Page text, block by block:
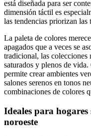
está diseñada para ser
dimensión táctil es
las tendencias priorizan las
La paleta de colores
apagados que a veces se
tradicional, las colecciones
saturados y plenos de
permite crear ambientes
salones serenos en tonos
combinaciones de colores
Ideales para
noroeste